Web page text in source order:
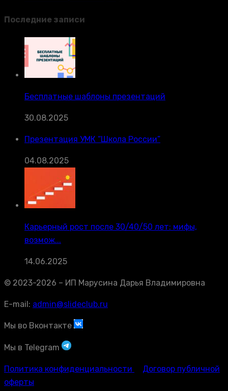
Последние записи
Бесплатные шаблоны презентаций
30.08.2025
Презентация УМК “Школа России”
04.08.2025
Карьерный рост после 30/40/50 лет: мифы,
возмож...
14.06.2025
© 2023-2026 – ИП Марусина Дарья Владимировна
E-mail: admin@slideclub.ru
Мы во Вконтакте
Мы в Telegram
Политика конфиденциальности
Договор публичной
оферты